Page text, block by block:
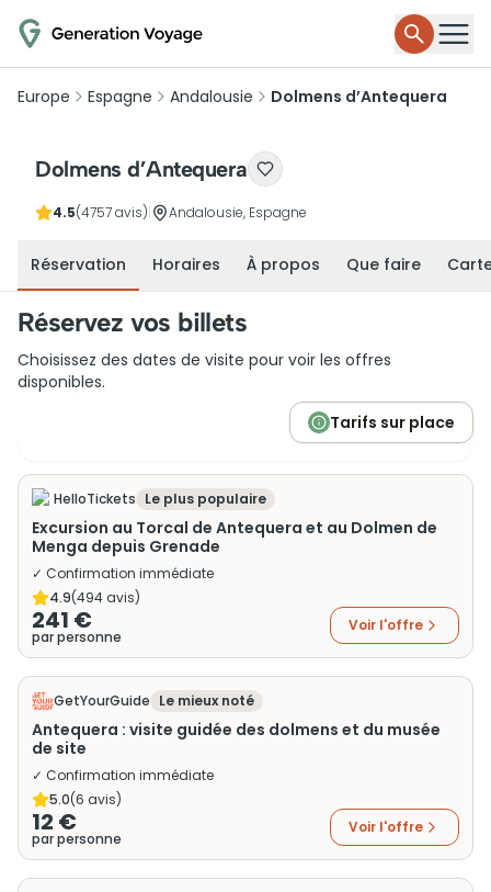
Europe Espagne Andalousie Dolmens d’Antequera
Dolmens d’Antequera
4.5(4757 avis) Andalousie, Espagne
Réservation Horaires À propos Que faire
Réservez vos billets
Choisissez des dates de visite pour voir les offres
disponibles.
Tarifs sur place
HelloTickets Le plus populaire
Excursion au Torcal de Antequera et au Dolmen de
Menga depuis Grenade
✓ Confirmation immédiate
4.9(494avis)
241 €
par personne
Voir l'offre
GetYourGuide Le mieux noté
Antequera : visite guidée des dolmens et du musée
de site
✓ Confirmation immédiate
5.0(6 avis)
12 €
par personne
Voir l'offre